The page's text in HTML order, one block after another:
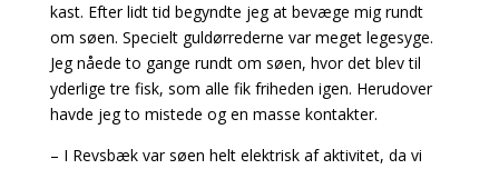
kast. Efter lidt tid begyndte jeg at bevæge mig rundt
om søen. Specielt guldørrederne var meget legesyge.
Jeg nåede to gange rundt om søen, hvor det blev til
yderlige tre fisk, som alle fik friheden igen. Herudover
havde jeg to mistede og en masse kontakter.
– I Revsbæk var søen helt elektrisk af aktivitet, da vi